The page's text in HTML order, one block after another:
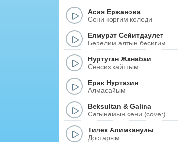
Асия Ержанова
Сени коргим келеди
Елмурат Сейитдаулет
Берелим алтын бесигим
Нуртуган Жанабай
Сенсиз кайттым
Ерик Нуртазин
Алмасайым
Beksultan & Galina
Сагынамын сени (cover)
Тилек Алимханулы
Достарым